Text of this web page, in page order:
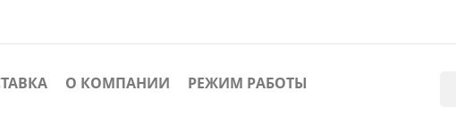
О КОМПАНИИ РЕЖИМ РАБОТЫ